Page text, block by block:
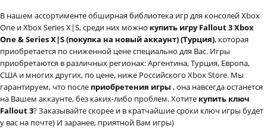
В нашем ассортименте обширная библиотека игр для консолей Xbox
One и Xbox Series X|S, среди них можно купить игру Fallout 3 Xbox
One & Series X|S (покупка на новый аккаунт) (Турция), которая
приобретается по сниженной цене специально для Вас. Игры
приобретаются в различных регионах: Аргентина, Турция, Европа,
США и многих других, по цене, ниже Российского Xbox Store. Мы
гарантируем, что после приобретения игры , она навсегда останется
на Вашем аккаунте, без каких-либо проблем. Хотите купить ключ
Fallout 3? Заказывайте скорее и в кратчайшие сроки ключ игры будет
у вас на почте) И заранее, приятной Вам игры)